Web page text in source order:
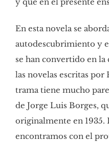
En esta novela se
autodescubrimiento y
se han convertido en
las novelas escritas
trama tiene mucho
de Jorge Luis Borges,
originalmente en 1935.
encontramos con el